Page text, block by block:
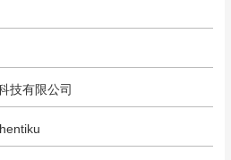
技有限公司